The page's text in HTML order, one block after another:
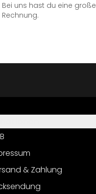
Bei uns hast du eine
Rechnung.
& Zahlung